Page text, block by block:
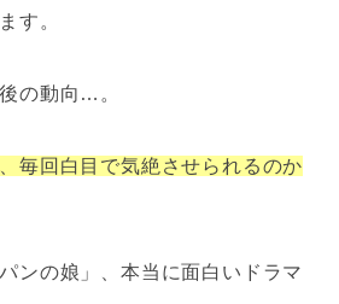
す。
の動向…。
毎回白目で気絶させられるのか
ンの娘」、本当に面白いドラマ